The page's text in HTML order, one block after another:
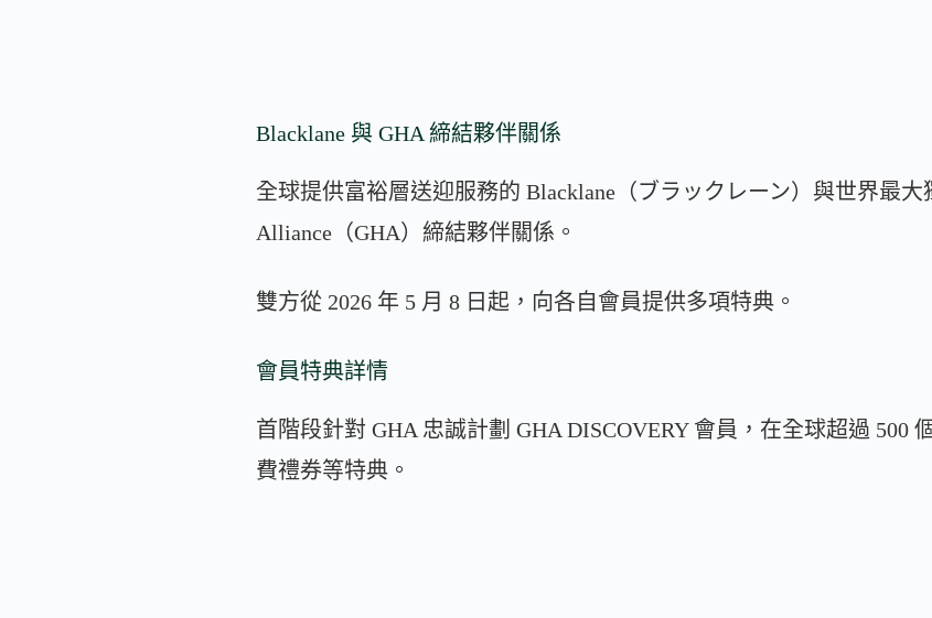
Blacklane 與 GHA 締結夥伴關係
全球提供富裕層送迎服務的 Blacklane（ブラックレーン）與世界最大
Alliance（GHA）締結夥伴關係。
雙方從 2026 年 5 月 8 日起，向各自會員提供多項特典。
會員特典詳情
首階段針對 GHA 忠誠計劃 GHA DISCOVERY 會員，在全球超過 500
費禮券等特典。